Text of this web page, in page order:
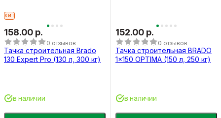
ХИТ
158.00 р.
0 отзывов
Тачка строительная Brado
130 Expert Pro (130 л, 300 кг)
в наличии
152.00 р.
0 отзывов
Тачка строительная BRADO
1x150 OPTIMA (150 л, 250 кг)
в наличии